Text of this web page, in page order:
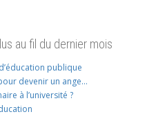
au fil du dernier mois
publique
devenir un ange…
à l’université ?